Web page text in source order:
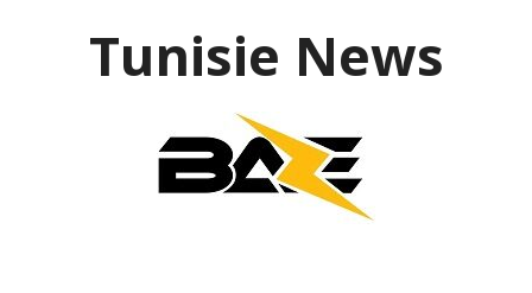
Tunisie News